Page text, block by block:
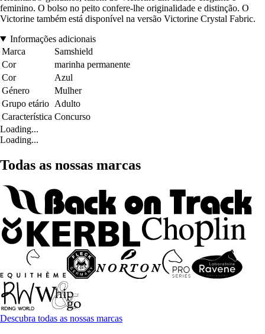
feminino. O bolso no peito confere-lhe originalidade e distinção. O
Victorine também está disponível na versão Victorine Crystal Fabric.
Informações adicionais
Marca
Samshield
Cor
marinha permanente
Cor
Azul
Género
Mulher
Grupo etário Adulto
Característica Concurso
Loading...
Loading...
Todas as nossas marcas
Descubra todas as nossas marcas